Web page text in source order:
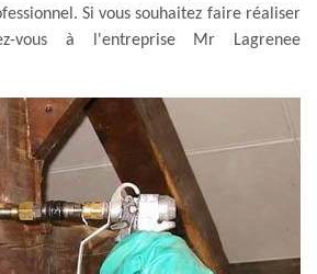
Si vous souhaitez faire réaliser
vous à l'entreprise Mr Lagrenee